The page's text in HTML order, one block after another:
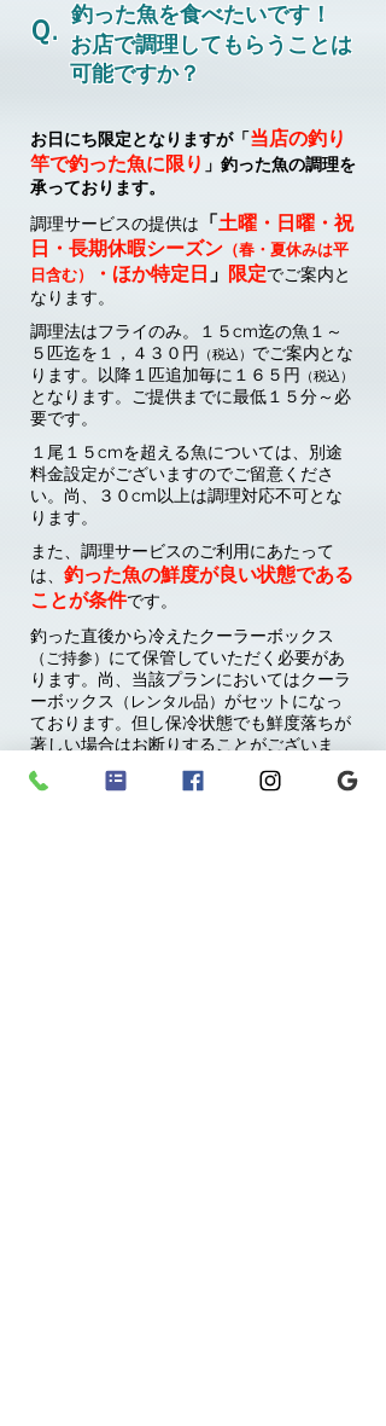
Ｑ. 釣った魚を食べたいです！
お店で調理してもらうことは
可能ですか？
お日にち限定となりますが「当店の釣り
竿で釣った魚に限り 」 釣った魚の調理を
承っております。
調理サービスの提供は
「土曜・日曜・祝
日・長期休暇シーズン （春・夏休みは平
日含む）
・ほか特定日 」 限定でご案内と
なります。
調理法はフライのみ。１５cm迄の魚１～
５匹迄を１，４３０円
（税込） でご案内とな
ります。以降１匹追加毎に１６５円
（税込）
となります。ご提供までに最低１５分～必
要です。
１尾１５cmを超える魚については、別途
料金設定がございますのでご留意くださ
い。尚、３０cm以上は調理対応不可とな
ります。
また、調理サービスのご利用にあたって
は、 釣った魚の鮮度が良い状態である
ことが条件です。
釣った直後から冷えたクーラーボックス
（ご持参） にて保管していただく必要があ
ります。尚、当該プランにおいてはクーラ
ーボックス
（レンタル品） がセットになっ
ております。 但し保冷状態でも鮮度落ちが
著しい場合はお断りすることがございま
す。